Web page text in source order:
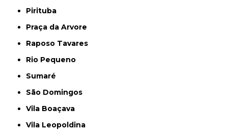
Pirituba
Praça da Arvore
Raposo Tavares
Rio Pequeno
Sumaré
São Domingos
Vila Boaçava
Vila Leopoldina